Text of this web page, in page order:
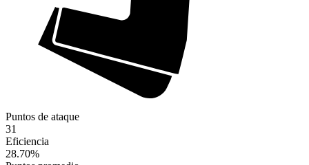
Puntos de ataque
31
Eficiencia
28.70%